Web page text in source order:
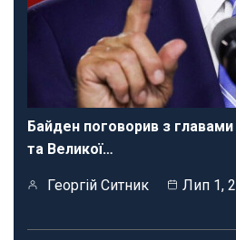
Байден поговорив з главами
та Великої…
Георгій Ситник Лип 1,